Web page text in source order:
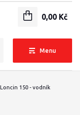
Menu
0,00 Kč
Loncin 150 - vodník